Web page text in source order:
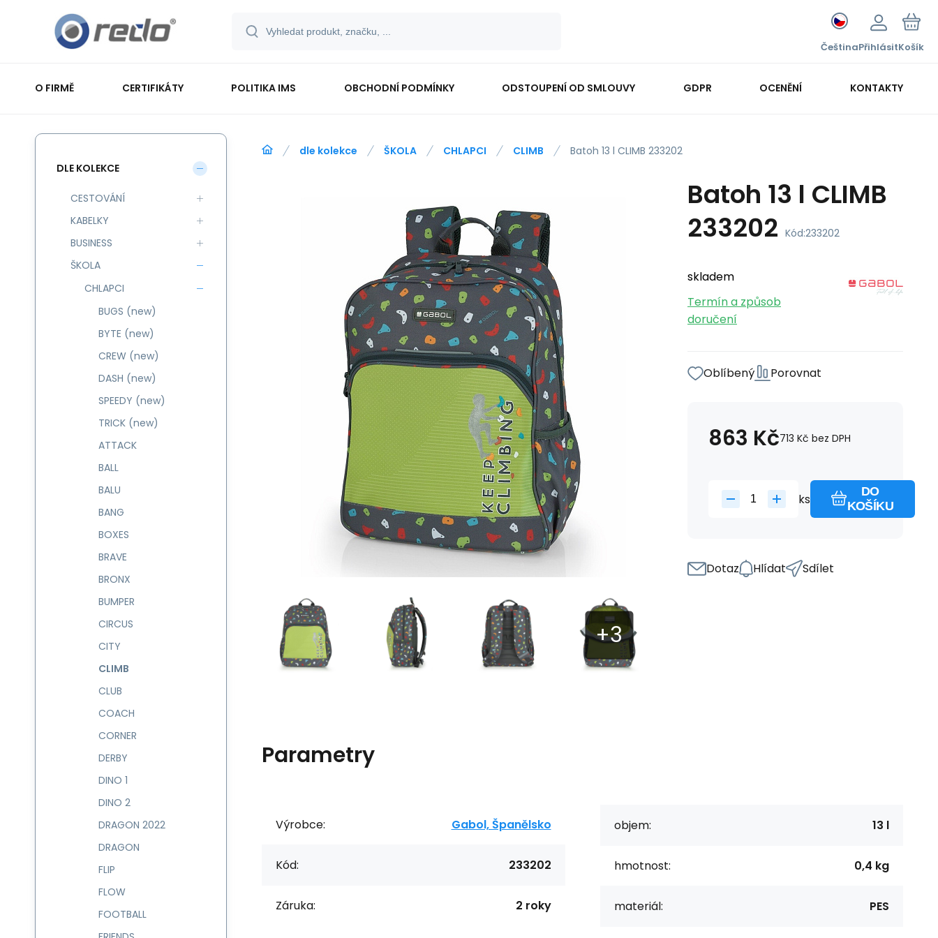
ČeštinaPřihlásitKošík
O FIRMĚ CERTIFIKÁTY POLITIKA IMS OBCHODNÍ PODMÍNKY ODSTOUPENÍ OD SMLOUVY GDPR OCENĚNÍ KONTAKTY
dle kolekce ŠKOLA CHLAPCI CLIMB Batoh 13 l CLIMB 233202
Batoh 13 l CLIMB
233202 Kód:233202
skladem
Termín a způsob
doručení
Oblíbený Porovnat
863 Kč713 Kč bez DPH
ks
DO
KOŠÍKU
Dotaz Hlídat Sdílet
Parametry
Výrobce: Gabol, Španělsko
Kód: 233202
Záruka: 2 roky
objem: 13 l
hmotnost: 0,4 kg
materiál: PES
DLE KOLEKCE
CESTOVÁNÍ
KABELKY
BUSINESS
ŠKOLA
CHLAPCI
BUGS (new)
BYTE (new)
CREW (new)
DASH (new)
SPEEDY (new)
TRICK (new)
ATTACK
BALL
BALU
BANG
BOXES
BRAVE
BRONX
BUMPER
CIRCUS
CITY
CLIMB
CLUB
COACH
CORNER
DERBY
DINO 1
DINO 2
DRAGON 2022
DRAGON
FLIP
FLOW
FOOTBALL